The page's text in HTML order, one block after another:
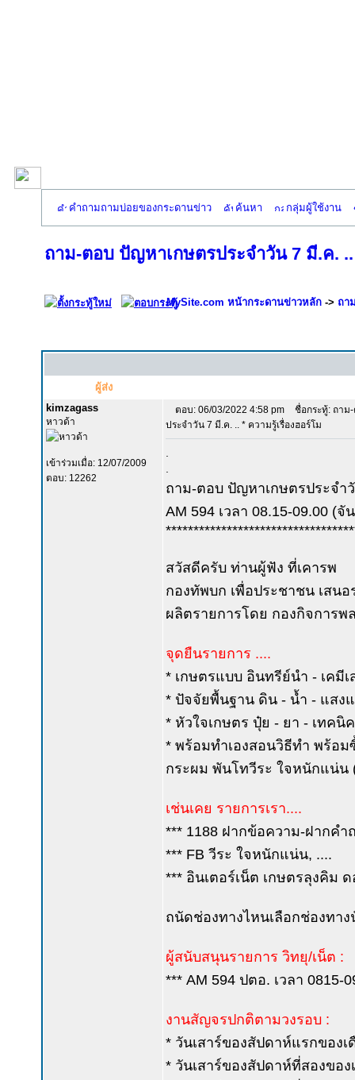
คำถามถามบ่อยของกระดานข่าว ค้นหา กลุ่มผู้ใช้งาน
ถาม-ตอบ ปัญหาเกษตรประจำวัน 7 มี.ค.
MySite.com หน้ากระดานข่าวหลัก -> ถา
ผู้ส่ง
kimzagass
หาวด้า
เข้าร่วมเมื่อ: 12/07/2009
ตอบ: 12262
ตอบ: 06/03/2022 4:58 pm
ชื่อกระทู้: ถาม
ประจำวัน 7 มี.ค. .. * ความรู้เรื่องฮอร์โม
ถาม-ตอบ ปัญหาเกษตรประจำ
AM 594 เวลา 08.15-09.00 (จั
สวัสดีครับ ท่านผู้ฟัง ที่เคารพ
กองทัพบก เพื่อประชาชน เสน
ผลิตรายการโดย กองกิจการ
จุดยืนรายการ ....
* เกษตรแบบ อินทรีย์นำ - เคมีเ
* ปัจจัยพื้นฐาน ดิน - น้ำ - แสง
* หัวใจเกษตร ปุ๋ย - ยา - เทค
* พร้อมทำเองสอนวิธีทำ พร้อ
กระผม พันโทวีระ ใจหนักแน่น
เช่นเคย รายการเรา....
*** 1188 ฝากข้อความ-ฝากคำ
*** FB วีระ ใจหนักแน่น, ....
*** อินเตอร์เน็ต เกษตรลุงคิม
ถนัดช่องทางไหนเลือกช่องทา
ผู้สนับสนุนรายการ วิทยุ/เน็ต :
*** AM 594 ปตอ. เวลา
งานสัญจรปกติตามวงรอบ :
* วันเสาร์ของสัปดาห์แรกของ
* วันเสาร์ของสัปดาห์ที่สองขอ